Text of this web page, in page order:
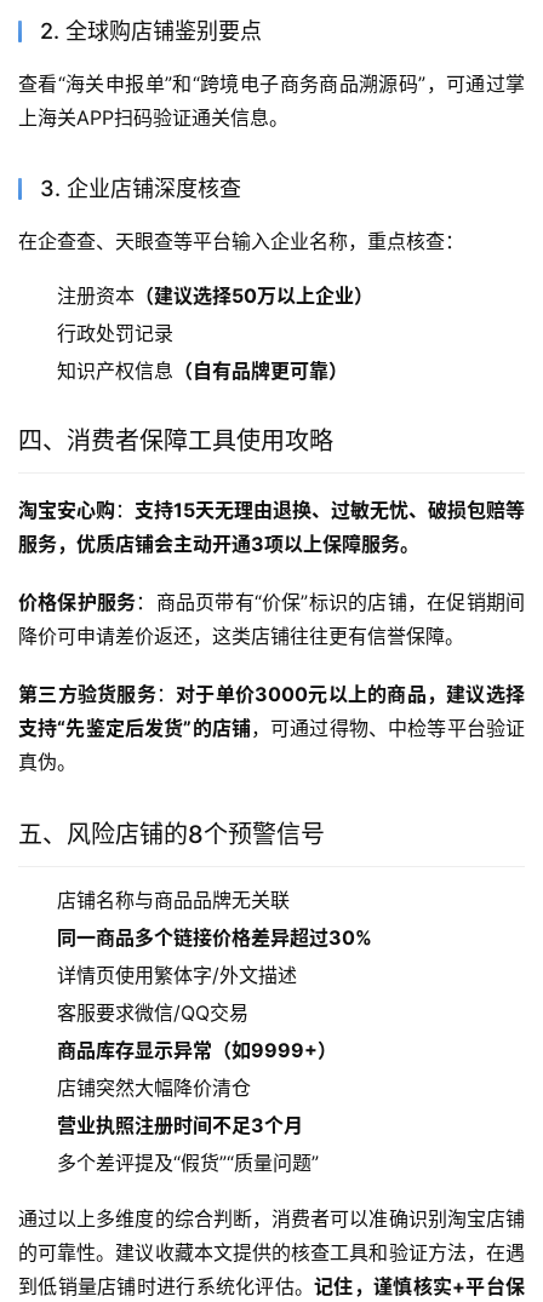
2. 全球购店铺鉴别要点
查看“海关申报单”和“跨境电子商务商品溯源码”，可通过掌
上海关APP扫码验证通关信息。
3. 企业店铺深度核查
在企查查、天眼查等平台输入企业名称，重点核查：
注册资本 （建议选择50万以上企业）
行政处罚记录
知识产权信息 （自有品牌更可靠）
四、消费者保障工具使用攻略
淘宝安心购： 支持15天无理由退换、过敏无忧、破损包赔等
服务，优质店铺会主动开通3项以上保障服务。
价格保护服务：商品页带有“价保”标识的店铺，在促销期间
降价可申请差价返还，这类店铺往往更有信誉保障。
第三方验货服务： 对于单价3000元以上的商品，建议选择
支持“先鉴定后发货”的店铺，可通过得物、中检等平台验证
真伪。
五、风险店铺的8个预警信号
店铺名称与商品品牌无关联
同一商品多个链接价格差异超过30%
详情页使用繁体字/外文描述
客服要求微信/QQ交易
商品库存显示异常（如9999+）
店铺突然大幅降价清仓
营业执照注册时间不足3个月
多个差评提及“假货”“质量问题”
通过以上多维度的综合判断，消费者可以准确识别淘宝店铺
的可靠性。建议收藏本文提供的核查工具和验证方法，在遇
到低销量店铺时进行系统化评估。记住，谨慎核实+平台保